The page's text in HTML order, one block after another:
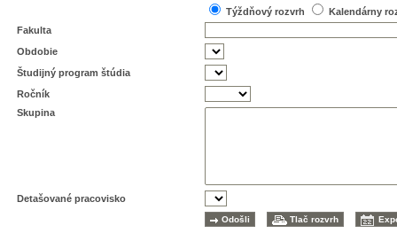
Týždňový rozvrh
Kalendárny
Fakulta
Obdobie
Študijný program štúdia
Ročník
Skupina
Detašované pracovisko